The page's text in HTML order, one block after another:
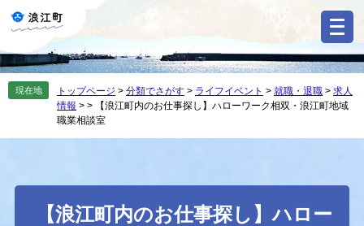
の
先
ー
を
現在地 トップページ > 分類でさがす > ライフイベント > 就職・退職 > 求人
情報 > >
【浪江町内のお仕事探し】ハローワーク相双・浪江町地域
職業相談室
本
【浪江町内のお仕事探し】ハロー